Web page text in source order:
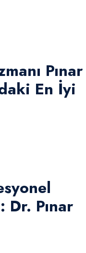
Pınar
En İyi
Dr. Pınar